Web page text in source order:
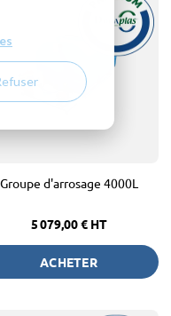
Groupe d'arrosage 4000L
5 079,00 € HT
ACHETER